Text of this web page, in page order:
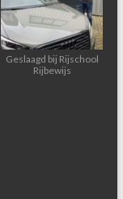
Geslaagd bij Rijschool
Rijbewijs